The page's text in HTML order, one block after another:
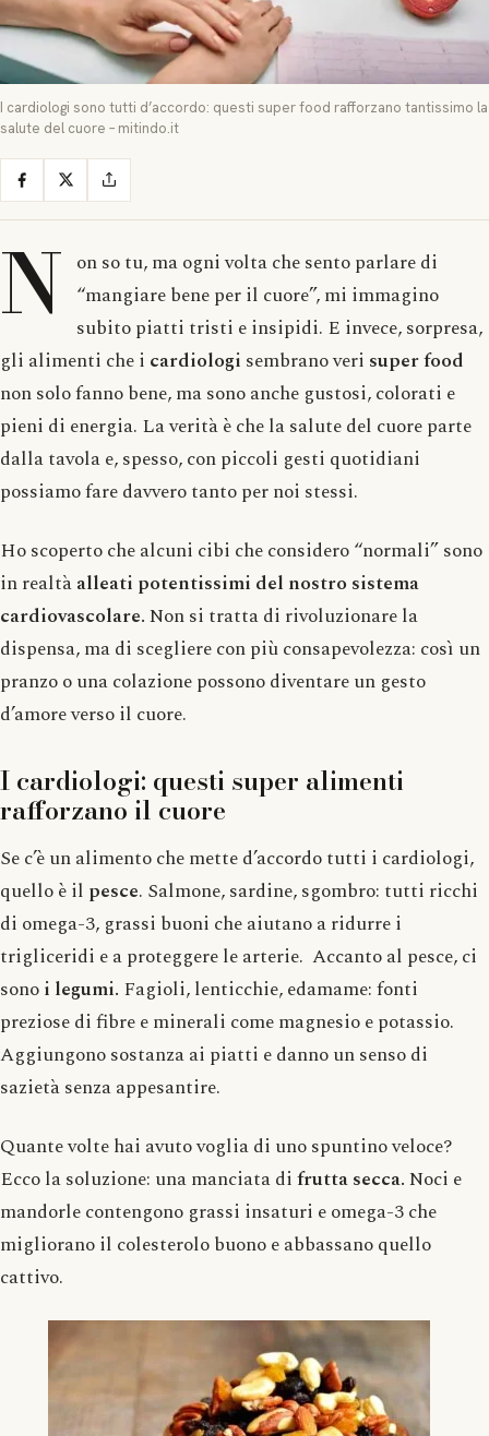
I cardiologi sono tutti d’accordo: questi super food rafforzano tantissimo la
salute del cuore – mitindo.it
N on so tu, ma ogni volta che sento parlare di
“mangiare bene per il cuore”, mi immagino
subito piatti tristi e insipidi. E invece, sorpresa,
gli alimenti che i cardiologi sembrano veri super food
non solo fanno bene, ma sono anche gustosi, colorati e
pieni di energia. La verità è che la salute del cuore parte
dalla tavola e, spesso, con piccoli gesti quotidiani
possiamo fare davvero tanto per noi stessi.
Ho scoperto che alcuni cibi che considero “normali” sono
in realtàalleati potentissimi del nostro sistema
cardiovascolare.Non si tratta di rivoluzionare la
dispensa, ma di scegliere con più consapevolezza: così un
pranzo o una colazione possono diventare un gesto
d’amore verso il cuore.
I cardiologi: questi super alimenti
rafforzano il cuore
Se c’è un alimento che mette d’accordo tutti i cardiologi,
quello è il pesce. Salmone, sardine, sgombro: tutti ricchi
di omega-3, grassi buoni che aiutano a ridurre i
trigliceridi e a proteggere le arterie. Accanto al pesce, ci
sonoi legumi. Fagioli, lenticchie, edamame: fonti
preziose di fibre e minerali come magnesio e potassio.
Aggiungono sostanza ai piatti e danno un senso di
sazietà senza appesantire.
Quante volte hai avuto voglia di uno spuntino veloce?
Ecco la soluzione: una manciata difrutta secca.Noci e
mandorle contengono grassi insaturi e omega-3 che
migliorano il colesterolo buono e abbassano quello
cattivo.